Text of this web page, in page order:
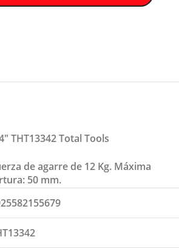
THT13342 Total Tools
de agarre de 12 Kg. Máxima
50 mm.